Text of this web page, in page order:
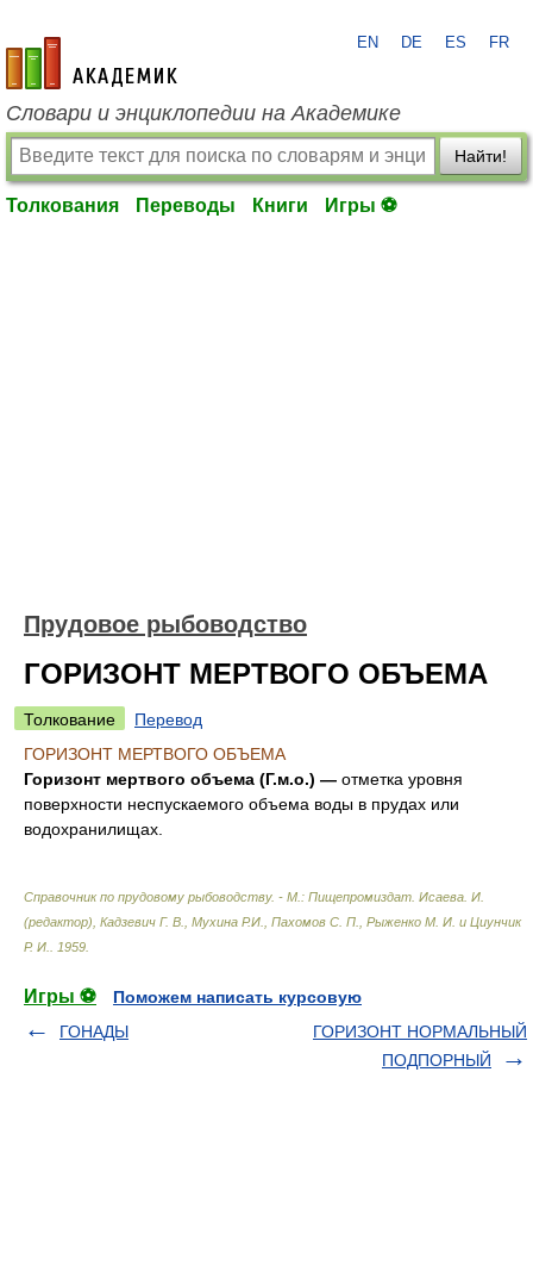
academic.ru
EN DE ES FR
Словари и энциклопедии на Академике
Найти!
Толкования Переводы Книги Игры ⚽
Прудовое рыбоводство
ГОРИЗОНТ МЕРТВОГО ОБЪЕМА
Толкование
Перевод
ГОРИЗОНТ МЕРТВОГО ОБЪЕМА
Горизонт мертвого объема (Г.м.о.) — отметка уровня
поверхности неспускаемого объема воды в прудах или
водохранилищах.
Справочник по прудовому рыбоводству. - М.: Пищепромиздат Исаева. И.
(редактор), Кадзевич Г. В., Мухина Р.И., Пахомов С. П., Рыженко М. И. и Циунчик
Р. И.
1959
Игры ⚽
Поможем написать курсовую
ГОНАДЫ
ГОРИЗОНТ НОРМАЛЬНЫЙ
ПОДПОРНЫЙ